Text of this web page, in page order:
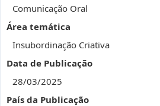
Comunicação Oral
Área temática
Insubordinação Criativa
Data de Publicação
28/03/2025
País da Publicação